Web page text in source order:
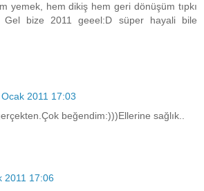
yemek, hem dikiş hem geri dönüşüm tıpkı
Gel bize 2011 geeel:D süper hayali bile
2011 17:03
beğendim:)))Ellerine sağlık..
2011 17:06